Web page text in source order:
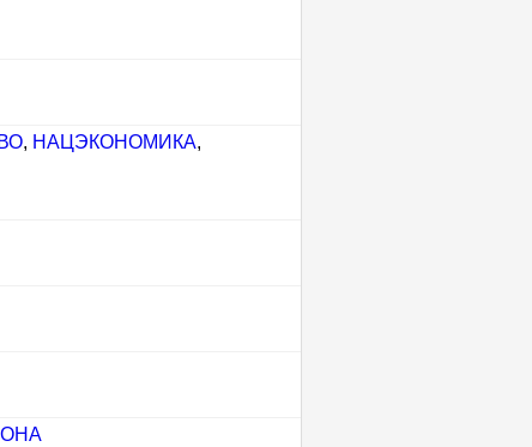
, НАЦЭКОНОМИКА,